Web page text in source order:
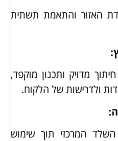
האזור והתאמת תשתית
:
מדויק ותכנון מוקפד,
ולדרישות של הלקוח.
:
המרכזי תוך שימוש